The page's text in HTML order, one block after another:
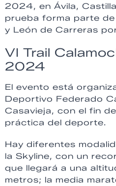
2024, en Ávila,
prueba forma parte
y León de Carreras
VI Trail
2024
El evento está
Deportivo Federado
Casavieja, con el fin
práctica del deporte.
Hay diferentes
la Skyline, con un
que llegará a una
metros; la media